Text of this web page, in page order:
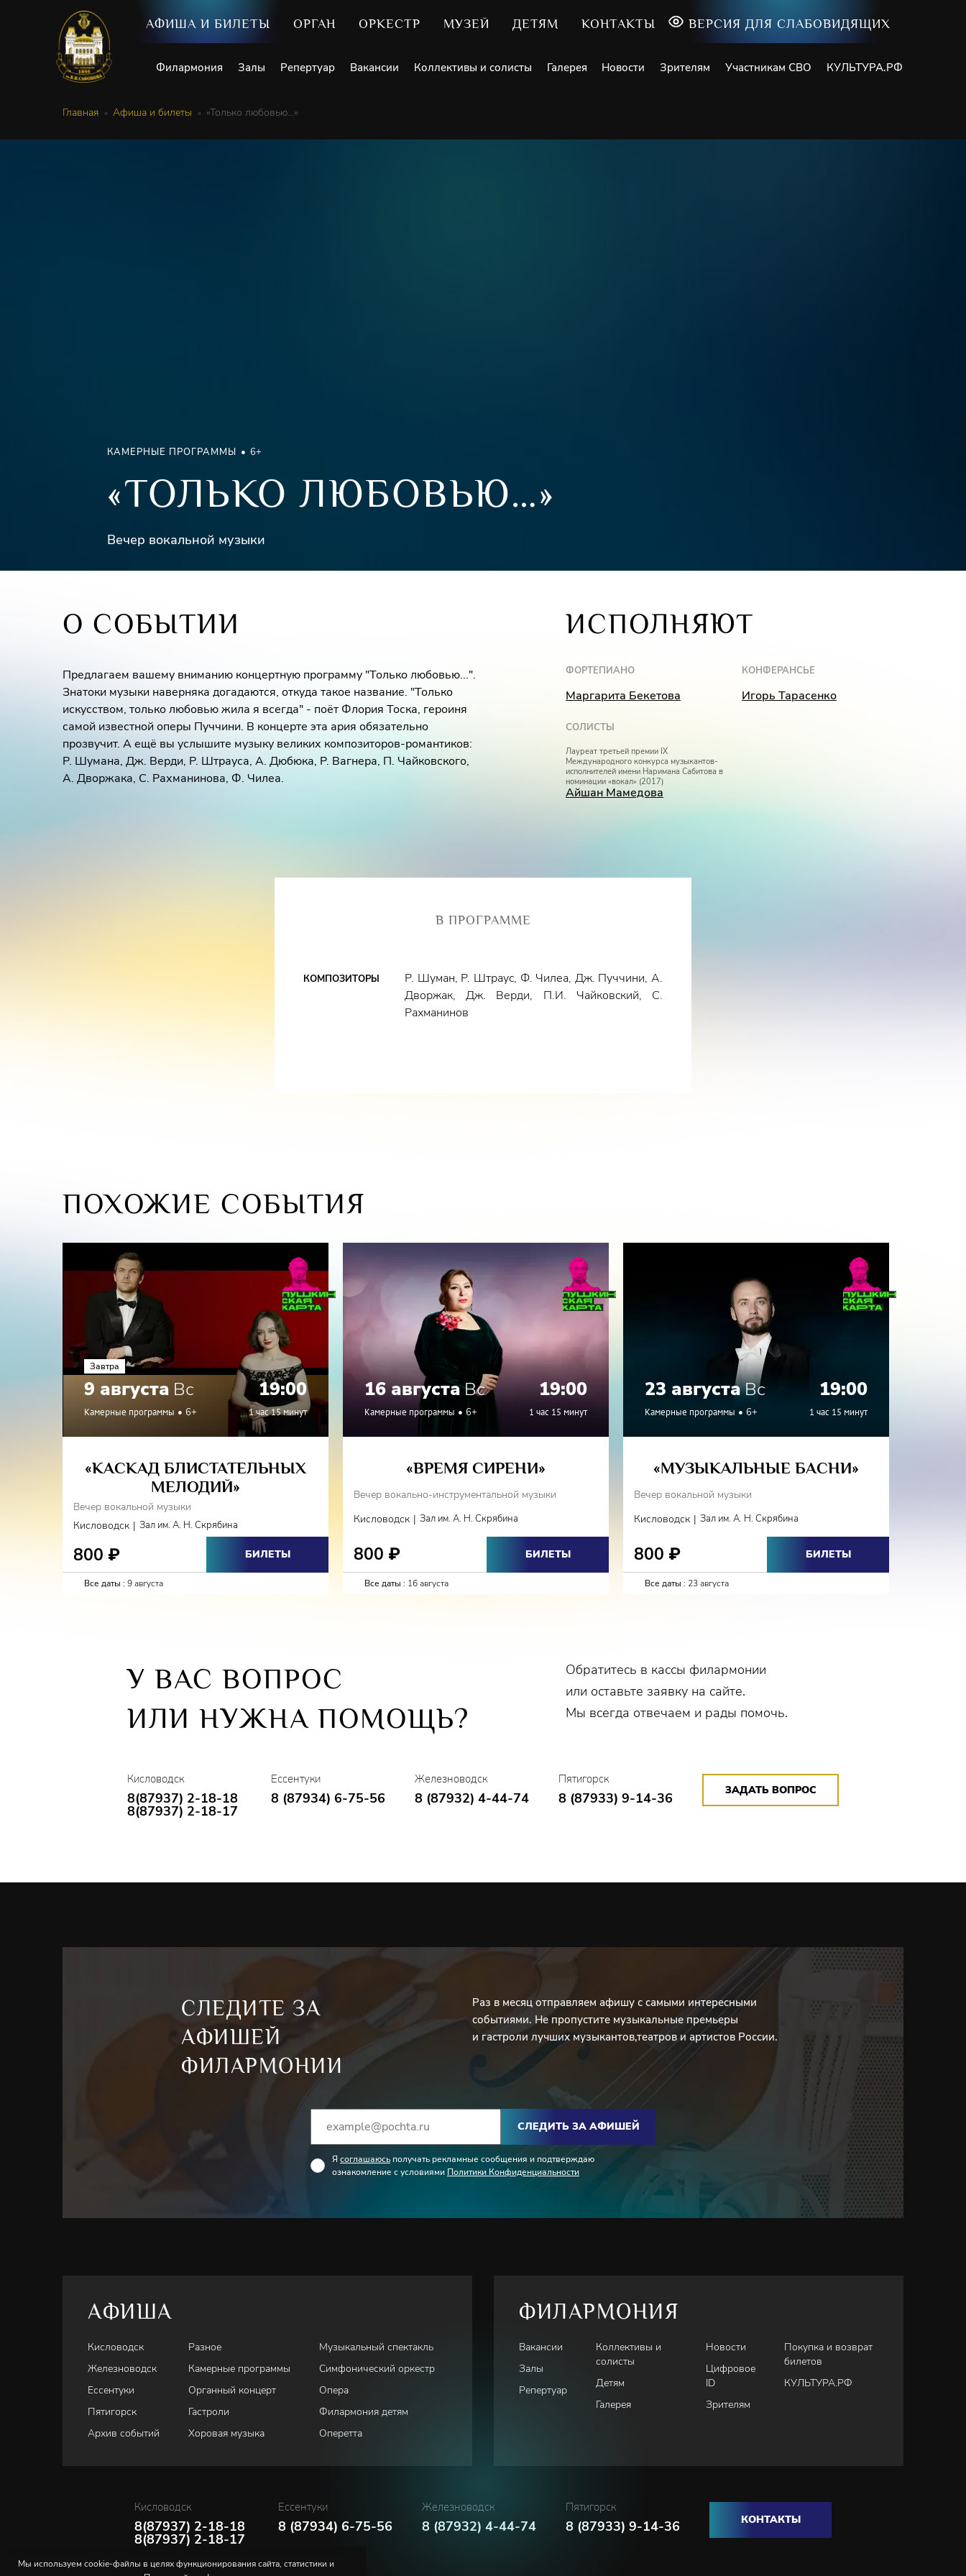
АФИША И БИЛЕТЫ ОРГАН ОРКЕСТР МУЗЕЙ ДЕТЯМ КОНТАКТЫ ВЕРСИЯ ДЛЯ СЛАБОВИДЯЩИХ
Филармония Залы Репертуар Вакансии Коллективы и солисты Галерея Новости Зрителям Участникам СВО КУЛЬТУРА.РФ
Главная Афиша и билеты «Только любовью…»
КАМЕРНЫЕ ПРОГРАММЫ 6+
«ТОЛЬКО ЛЮБОВЬЮ…»
Вечер вокальной музыки
О СОБЫТИИ
Предлагаем вашему вниманию концертную программу "Только любовью...".
Знатоки музыки наверняка догадаются, откуда такое название. "Только
искусством, только любовью жила я всегда" - поёт Флория Тоска, героиня
самой известной оперы Пуччини. В концерте эта ария обязательно
прозвучит. А ещё вы услышите музыку великих композиторов-романтиков:
Р. Шумана, Дж. Верди, Р. Штрауса, А. Дюбюка, Р. Вагнера, П. Чайковского,
А. Дворжака, С. Рахманинова, Ф. Чилеа.
ИСПОЛНЯЮТ
ФОРТЕПИАНО
Маргарита Бекетова
КОНФЕРАНСЬЕ
Игорь Тарасенко
СОЛИСТЫ
Лауреат третьей премии IX
Международного конкурса музыкантов-
исполнителей имени Наримана Сабитова в
номинации «вокал» (2017)
Айшан Мамедова
В ПРОГРАММЕ
КОМПОЗИТОРЫ
Р. Шуман, Р. Штраус, Ф. Чилеа, Дж. Пуччини, А.
Дворжак, Дж. Верди, П.И. Чайковский, С.
Рахманинов
ПОХОЖИЕ СОБЫТИЯ
Завтра
9 августа Вс 19:00
Камерные программы 6+ 1 час 15 минут
«КАСКАД БЛИСТАТЕЛЬНЫХ
МЕЛОДИЙ»
Вечер вокальной музыки
Кисловодск | Зал им. А. Н. Скрябина
800 ₽ БИЛЕТЫ
Все даты : 9 августа
16 августаВс 19:00
Камерные программы 6+ 1 час 15 минут
«ВРЕМЯ СИРЕНИ»
Вечер вокально-инструментальной музыки
Кисловодск | Зал им. А. Н. Скрябина
800 ₽ БИЛЕТЫ
Все даты : 16 августа
23 августаВс 19:00
Камерные программы 6+ 1 час 15 минут
«МУЗЫКАЛЬНЫЕ БАСНИ»
Вечер вокальной музыки
Кисловодск | Зал им. А. Н. Скрябина
800 ₽ БИЛЕТЫ
Все даты : 23 августа
У ВАС ВОПРОС
ИЛИ НУЖНА ПОМОЩЬ?
Обратитесь в кассы филармонии
или оставьте заявку на сайте.
Мы всегда отвечаем и рады помочь.
Кисловодск
8(87937) 2-18-18
8(87937) 2-18-17
Ессентуки
8 (87934) 6-75-56
Железноводск
8 (87932) 4-44-74
Пятигорск
8 (87933) 9-14-36 ЗАДАТЬ ВОПРОС
СЛЕДИТЕ ЗА
АФИШЕЙ
ФИЛАРМОНИИ
Раз в месяц отправляем афишу с самыми интересными
событиями. Не пропустите музыкальные премьеры
и гастроли лучших музыкантов,театров и артистов России.
СЛЕДИТЬ ЗА АФИШЕЙ
Я соглашаюсь получать рекламные сообщения и подтверждаю
ознакомление с условиями Политики Конфиденциальности
АФИША
Кисловодск
Железноводск
Ессентуки
Пятигорск
Архив событий
Разное
Камерные программы
Органный концерт
Гастроли
Хоровая музыка
Музыкальный спектакль
Симфонический оркестр
Опера
Филармония детям
Оперетта
ФИЛАРМОНИЯ
Вакансии
Залы
Репертуар
Коллективы и
солисты
Детям
Галерея
Новости
Цифровое
ID
Зрителям
Покупка и возврат
билетов
КУЛЬТУРА.РФ
Кисловодск
8(87937) 2-18-18
8(87937) 2-18-17
Ессентуки
8 (87934) 6-75-56
Железноводск
8 (87932) 4-44-74
Пятигорск
8 (87933) 9-14-36 КОНТАКТЫ
Мы используем cookie-файлы в целях функционирования сайта, статистики и